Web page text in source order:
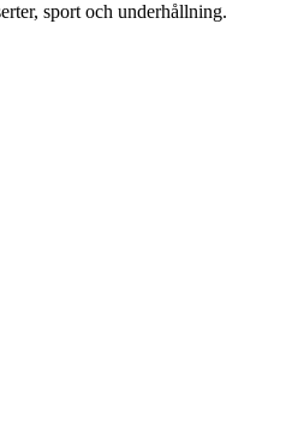
sport och underhållning.